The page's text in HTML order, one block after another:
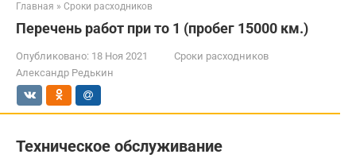
Главная » Сроки расходников
Перечень работ при то 1 (пробег 15000 км.)
Опубликовано: 18 Ноя 2021
Сроки расходников
Александр Редькин
Техническое обслуживание